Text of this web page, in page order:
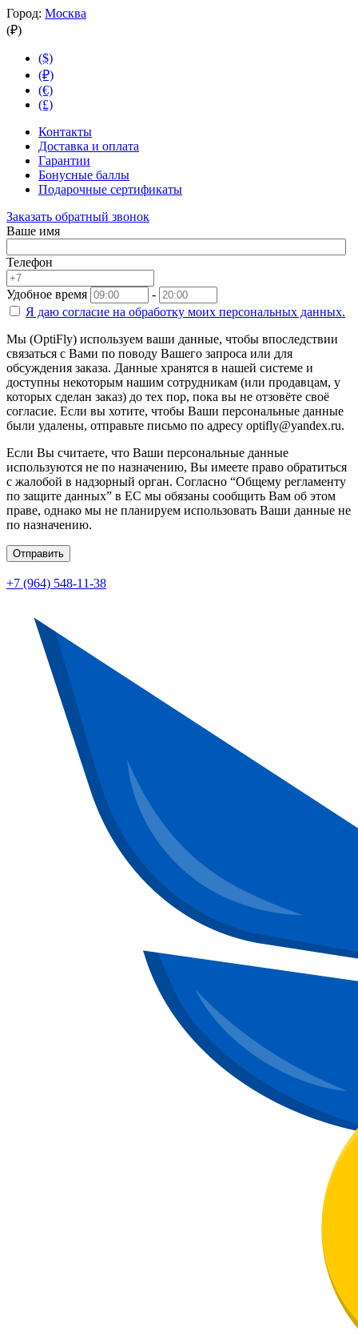
Город: Москва
(₽)
($)
(₽)
(€)
(£)
Контакты
Доставка и оплата
Гарантии
Бонусные баллы
Подарочные сертификаты
Заказать обратный звонок
Ваше имя
Телефон
Удобное время
-
Я даю согласие на обработку моих персональных данных.
Мы (OptiFly) используем ваши данные, чтобы впоследствии
связаться с Вами по поводу Вашего запроса или для
обсуждения заказа. Данные хранятся в нашей системе и
доступны некоторым нашим сотрудникам (или продавцам, у
которых сделан заказ) до тех пор, пока вы не отзовёте своё
согласие. Если вы хотите, чтобы Ваши персональные данные
были удалены, отправьте письмо по адресу optifly@yandex.ru.
Если Вы считаете, что Ваши персональные данные
используются не по назначению, Вы имеете право обратиться
с жалобой в надзорный орган. Согласно “Общему регламенту
по защите данных” в ЕС мы обязаны сообщить Вам об этом
праве, однако мы не планируем использовать Ваши данные не
по назначению.
Отправить
+7 (964) 548-11-38